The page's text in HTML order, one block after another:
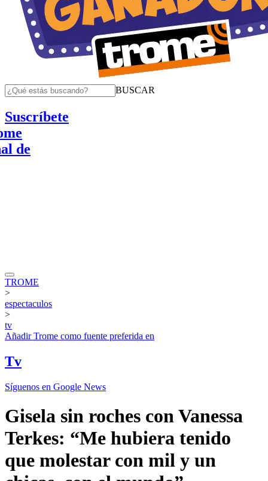
BUSCAR
Suscríbete
TROME
>
espectaculos
>
tv
AñadirTrome como fuente preferida en
Tv
Síguenos en Google News
Gisela sin roches con Vanessa
Terkes: “Me hubiera tenido
que molestar con mil y un